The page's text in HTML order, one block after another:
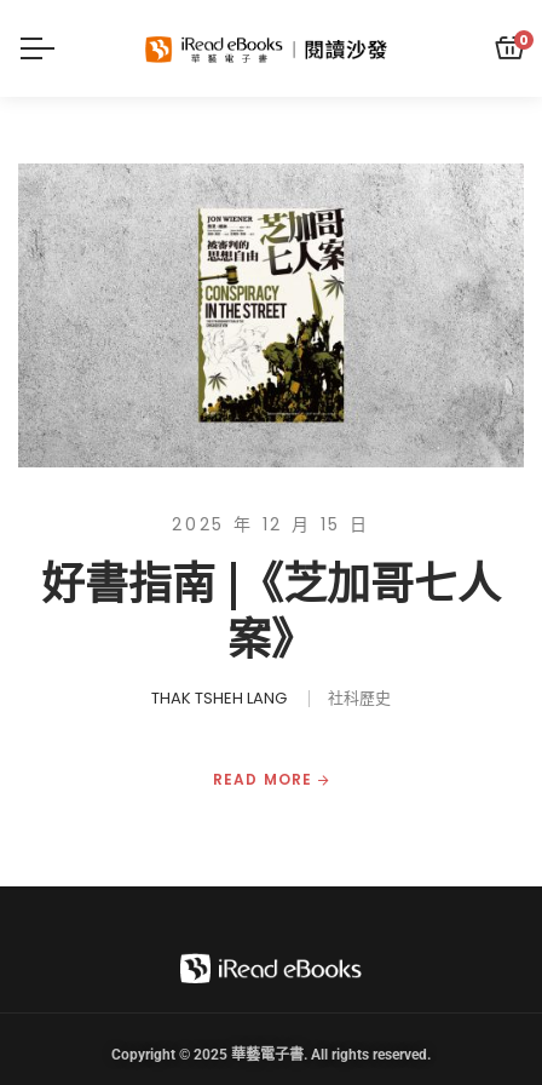
0
2025 年 12 月 15 日
好書指南 |《芝加哥七人
案》
THAK TSHEH LANG 社科歷史
READ MORE
Copyright © 2025 華藝電子書. All rights reserved.